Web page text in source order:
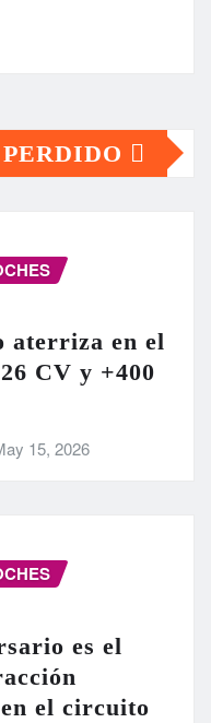
aterriza en el
CV y +400
15, 2026
es el
el circuito